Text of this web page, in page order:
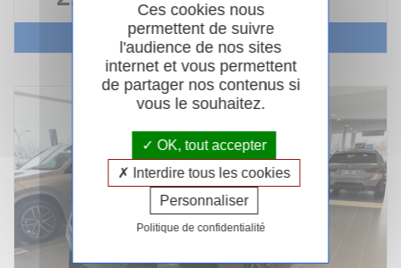
Voir le véhicule
Ces cookies nous
permettent de suivre
l'audience de nos sites
internet et vous permettent
de partager nos contenus si
vous le souhaitez.
OK, tout accepter
Interdire tous les cookies
Personnaliser
Politique de confidentialité